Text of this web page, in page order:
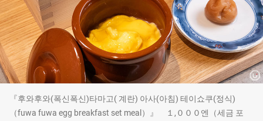
『후와후와(폭신폭신)타마고( 계란) 아사(아침) 테이쇼쿠(정식)
（fuwa fuwa egg breakfast set meal）』 １,０００엔（세금 포